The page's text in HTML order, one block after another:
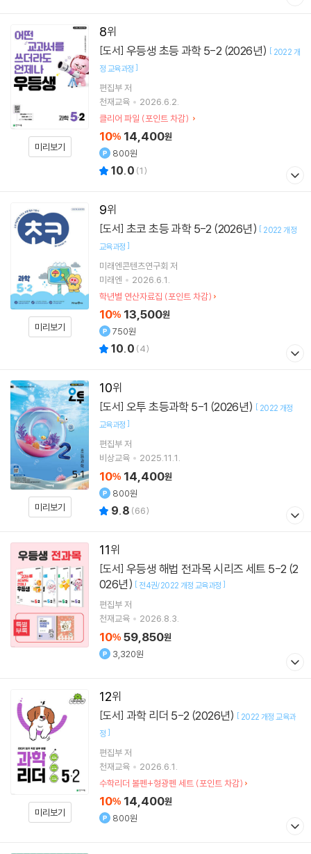
8
미리보기
[도서] 우등생 초등 과학 5-2 (2026년) [ 2022 개
정 교육과정 ]
편집부 저
천재교육
2026.6.2.
클리어 파일 (포인트 차감)
10% 14,400원
800원
10.0 (1)
9
미리보기
[도서] 초코 초등 과학 5-2 (2026년) [ 2022 개정
교육과정 ]
미래엔콘텐츠연구회 저
미래엔
2026.6.1.
학년별 연산자료집 (포인트 차감)
10% 13,500원
750원
10.0 (4)
10
미리보기
[도서] 오투 초등과학 5-1 (2026년) [ 2022 개정
교육과정 ]
편집부 저
비상교육
2025.11.1.
10% 14,400원
800원
9.8 (66)
11
[도서]
026년) [ 전4권/2022 개정 교육과정 ]
편집부 저
천재교육
2026.8.3.
10% 59,850원
3,320원
12
미리보기
[도서] 과학 리더 5-2 (2026년) [ 2022 개정 교육과
정 ]
편집부 저
천재교육
2026.6.1.
수학리더 볼펜+형광펜 세트 (포인트 차감)
10% 14,400원
800원